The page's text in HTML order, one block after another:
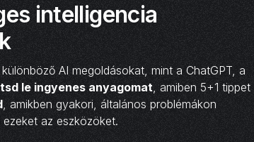
intelligencia
AI megoldásokat, mint a ChatGPT, a
le ingyenes anyagomat, amiben 5+1 tippet
, amikben gyakori, általános problémákon
az eszközöket.